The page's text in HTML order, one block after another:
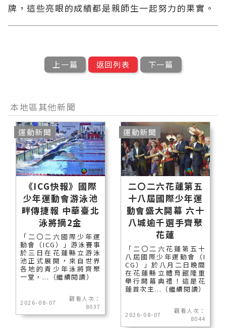
牌，這些亮眼的成績都是親師生一起努力的果實。
上一篇 返回列表 下一篇
本地區其他新聞
《ICG快報》國際
少年運動會游泳池
畔傳捷報 中華臺北
泳將摘2金
「二〇二六國際少年運
動會（ICG）」游泳賽事
於三日在花蓮縣立游泳
池正式展開，來自世界
各地的青少年泳將齊聚
一堂，...（繼續閱讀）
2026-08-07
觀看人次：
8037
運動新聞
二〇二六花蓮第五
十八屆國際少年運
動會盛大開幕 六十
八城逾千選手齊聚
花蓮
「二〇二六花蓮第五十
八屆國際少年運動會（I
CG）」於八月二日晚間
在花蓮縣立體育館隆重
舉行開幕典禮！這是花
蓮首次主...（繼續閱讀）
2026-08-07
觀看人次：
8044
運動新聞